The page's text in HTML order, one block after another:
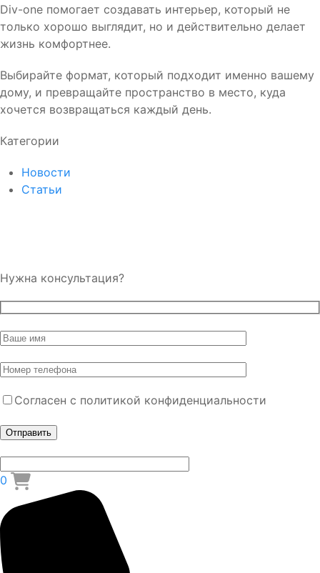
Div-one помогает создавать интерьер, который не
только хорошо выглядит, но и действительно делает
жизнь комфортнее.
Выбирайте формат, который подходит именно вашему
дому, и превращайте пространство в место, куда
хочется возвращаться каждый день.
Категории
Новости
Статьи
Нужна консультация?
Согласен с политикой конфиденциальности
0